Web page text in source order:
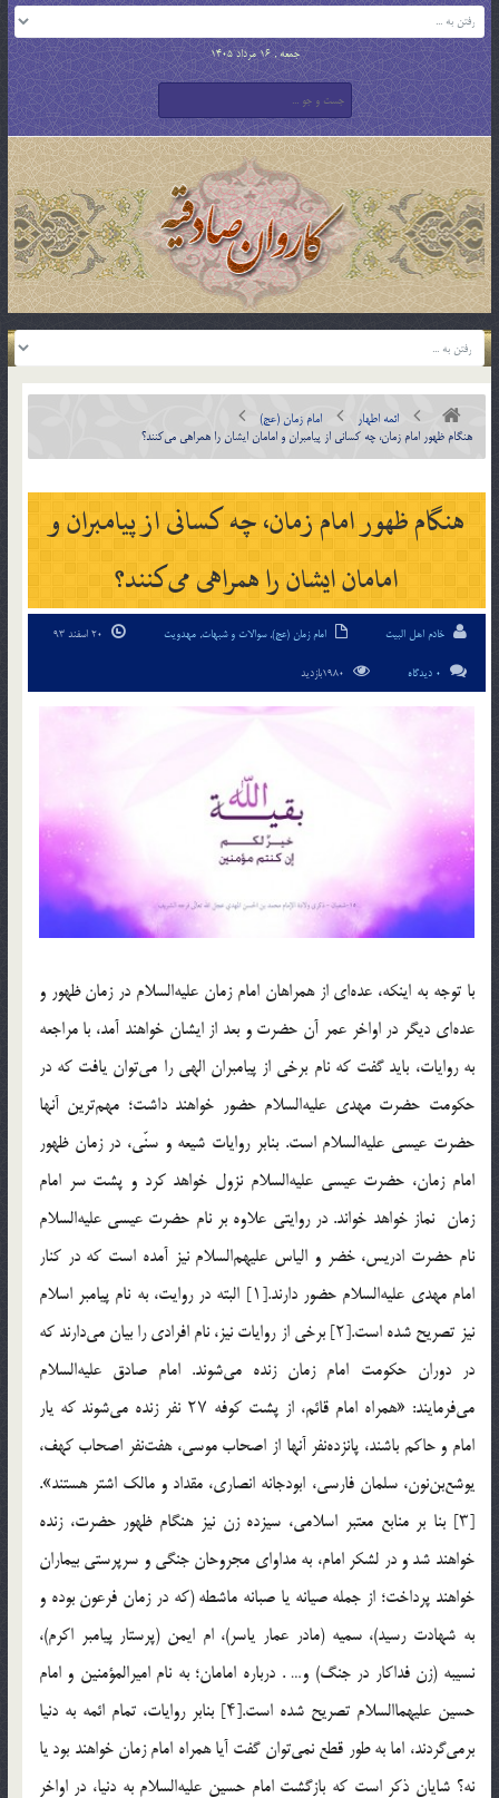
جمعه , 16 مرداد 1405
ائمه اطهار
امام زمان (عج)
هنگام ظهور امام زمان، چه کسانی از پیامبران و امامان ایشان را همراهی می‌کنند؟
هنگام ظهور امام زمان، چه کسانی از پیامبران و
امامان ایشان را همراهی می‌کنند؟
خادم اهل البیت امام زمان (عج),سوالات و شبهات, مهدویت
0 دیدگاه
با توجه به اینکه، عده‌ای از همراهان امام زمان علیه‌السلام در زمان ظهور و
عده‌ای دیگر در اواخر عمر آن حضرت و بعد از ایشان خواهند آمد، با مراجعه
به روایات، باید گفت که نام برخی از پیامبران الهی را می‌توان یافت که در
حکومت حضرت مهدی علیه‌السلام حضور خواهند داشت؛ مهم‌ترین آنها
حضرت عیسی علیه‌السلام است. بنابر روایات شیعه و سنّی، در زمان ظهور
امام زمان، حضرت عیسی علیه‌السلام نزول خواهد کرد و پشت سر امام
زمان نماز خواهد خواند. در روایتی علاوه بر نام حضرت عیسی علیه‌السلام
نام حضرت ادریس، خضر و الیاس علیهم‌السلام نیز آمده است که در کنار
امام مهدی علیه‌السلام حضور دارند.[۱] البته در روایت، به نام پیامبر اسلام
نیز تصریح شده است.[۲] برخی از روایات نیز، نام افرادی را بیان می‌دارند که
در دوران حکومت امام زمان زنده می‌شوند. امام صادق علیه‌السلام
می‌فرمایند: «همراه امام قائم، از پشت کوفه ۲۷ نفر زنده می‌شوند که یار
امام و حاکم باشند، پانزده‌نفر آنها از اصحاب موسی، هفت‌نفر اصحاب کهف،
یوشع‌بن‌نون، سلمان فارسی، ابودجانه انصاری، مقداد و مالک اشتر هستند».
[۳] بنا بر منابع معتبر اسلامی، سیزده زن نیز هنگام ظهور حضرت، زنده
خواهند شد و در لشکر امام، به مداوای مجروحان جنگی و سرپرستی بیماران
خواهند پرداخت؛ از جمله صیانه یا صبانه ماشطه (که در زمان فرعون بوده و
به شهادت رسید)، سمیه (مادر عمار یاسر)، ام ایمن (پرستار پیامبر اکرم)،
نسیبه (زن فداکار در جنگ) و… . درباره امامان؛ به نام امیرالمؤمنین و امام
حسین علیهما‌السلام تصریح شده است.[۴] بنابر روایات، تمام ائمه به دنیا
برمی‌گردند، اما به طور قطع نمی‌توان گفت آیا همراه امام زمان خواهند بود یا
نه؟ شایان ذکر است که بازگشت امام حسین علیه‌السلام به دنیا، در اواخر